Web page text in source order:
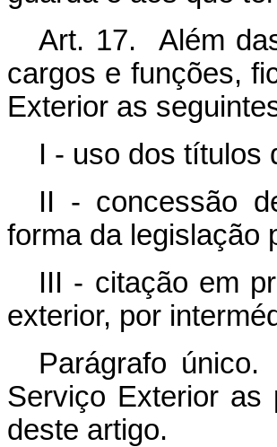
Art. 17. Além
cargos e funções,
Exterior as
I - uso dos títulos
II - concessão
forma da legislação
III - citação em
exterior, por
Parágrafo
Serviço Exterior as
deste artigo.